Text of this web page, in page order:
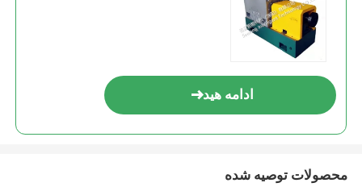
ادامه هید
محصولات توصیه شده